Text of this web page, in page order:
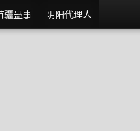
疆蛊事 阴阳代理人